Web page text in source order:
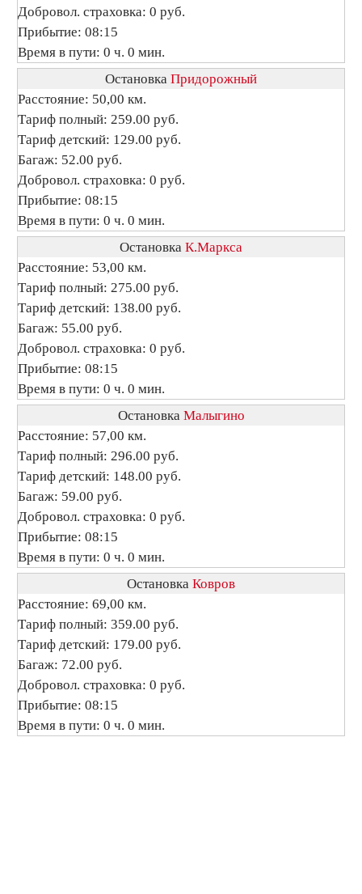
Добровол. страховка: 0 руб.
Прибытие: 08:15
Время в пути: 0 ч. 0 мин.
Остановка Придорожный
Расстояние: 50,00 км.
Тариф полный: 259.00 руб.
Тариф детский: 129.00 руб.
Багаж: 52.00 руб.
Добровол. страховка: 0 руб.
Прибытие: 08:15
Время в пути: 0 ч. 0 мин.
Остановка К.Маркса
Расстояние: 53,00 км.
Тариф полный: 275.00 руб.
Тариф детский: 138.00 руб.
Багаж: 55.00 руб.
Добровол. страховка: 0 руб.
Прибытие: 08:15
Время в пути: 0 ч. 0 мин.
Остановка Малыгино
Расстояние: 57,00 км.
Тариф полный: 296.00 руб.
Тариф детский: 148.00 руб.
Багаж: 59.00 руб.
Добровол. страховка: 0 руб.
Прибытие: 08:15
Время в пути: 0 ч. 0 мин.
Остановка Ковров
Расстояние: 69,00 км.
Тариф полный: 359.00 руб.
Тариф детский: 179.00 руб.
Багаж: 72.00 руб.
Добровол. страховка: 0 руб.
Прибытие: 08:15
Время в пути: 0 ч. 0 мин.